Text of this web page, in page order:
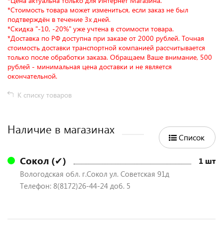
*Стоимость товара может измениться, если заказ не был
подтверждён в течение 3х дней.
*Скидка "-10, -20%" уже учтена в стоимости товара.
*Доставка по РФ доступна при заказе от 2000 рублей. Точная
стоимость доставки транспортной компанией рассчитывается
только после обработки заказа. Обращаем Ваше внимание, 500
рублей - минимальная цена доставки и не является
окончательной.
К списку товаров
Наличие в магазинах
Список
Сокол (✔) 1 шт
Вологодская обл. г.Сокол ул. Советская 91д
Телефон: 8(8172)26-44-24 доб. 5